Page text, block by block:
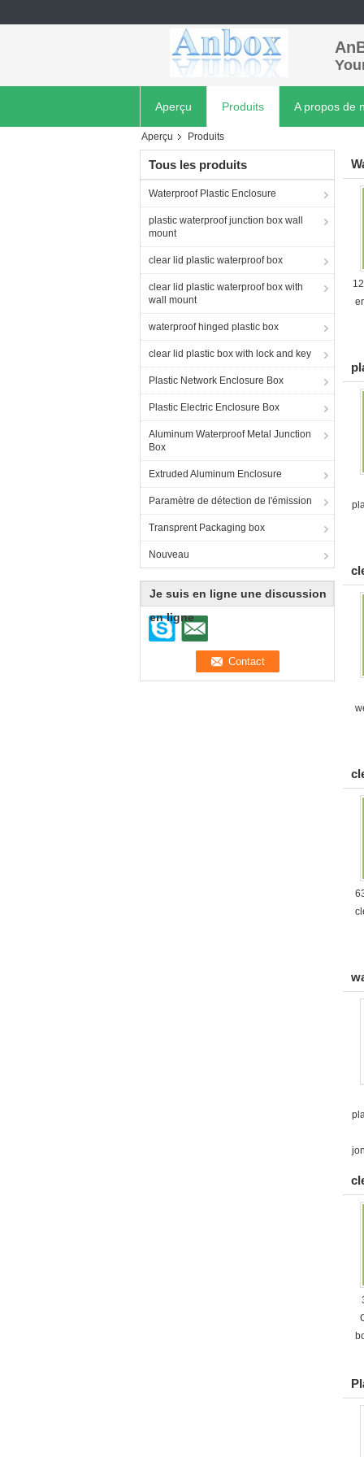
Aperçu Produits A propos de
Aperçu Produits
Tous les produits
Waterproof Plastic Enclosure
plastic waterproof junction box wall
mount
clear lid plastic waterproof box
clear lid plastic waterproof box with
wall mount
waterproof hinged plastic box
clear lid plastic box with lock and key
Plastic Network Enclosure Box
Plastic Electric Enclosure Box
Aluminum Waterproof Metal Junction
Box
Extruded Aluminum Enclosure
Paramètre de détection de l'émission
Transprent Packaging box
Nouveau
Je suis en ligne une discussion
en ligne